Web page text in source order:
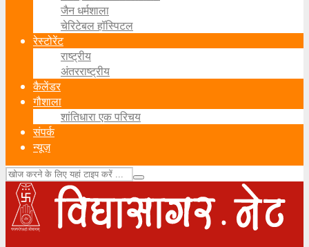
जैन धर्मशाला
चेरिटेबल हॉस्पिटल
रेस्टोरेंट
राष्ट्रीय
अंतरराष्ट्रीय
कैलेंडर
गौशाला
शांतिधारा एक परिचय
संपर्क
न्यूज़